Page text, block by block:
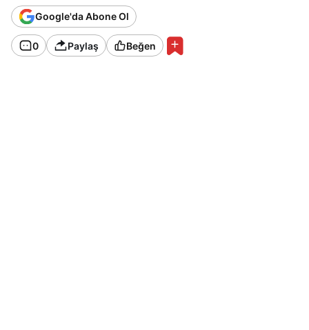
Google'da Abone Ol
0 Paylaş Beğen